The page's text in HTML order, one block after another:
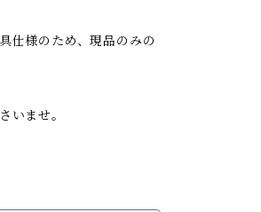
仕様のため、現品のみの
いませ。